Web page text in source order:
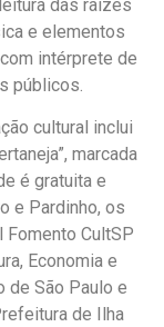
das raízes
e elementos
intérprete de
públicos.
cultural inclui
marcada
é gratuita e
e Pardinho, os
Fomento CultSP
Economia e
de São Paulo e
de Ilha